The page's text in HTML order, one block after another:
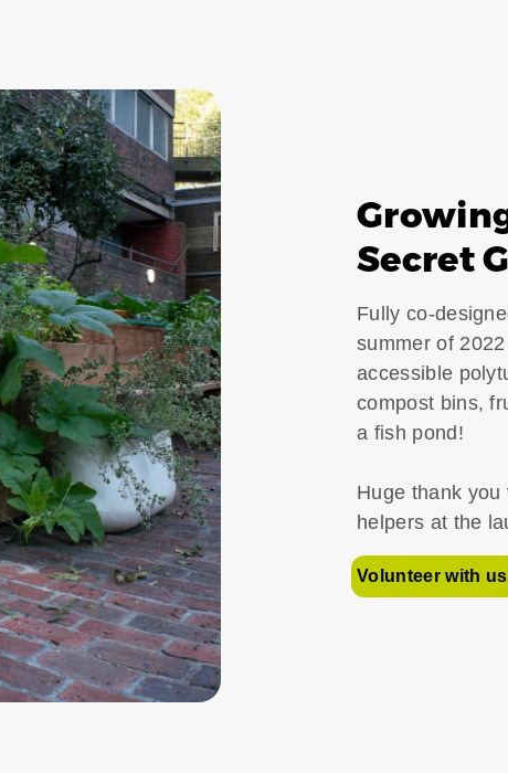
Secret
Fully co-
summer of
accessible
compost bins,
a fish pond!
Huge thank
helpers at the
Volunteer with us